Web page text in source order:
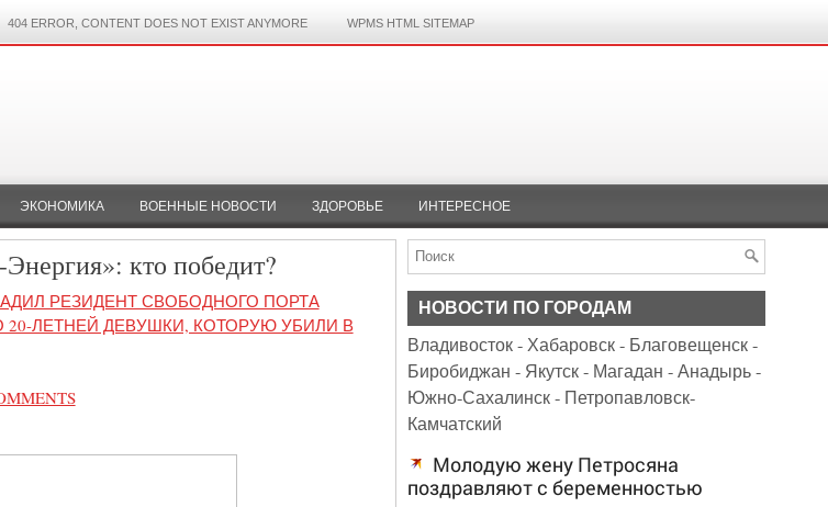
404 ERROR, CONTENT DOES NOT EXIST ANYMORE WPMS HTML SITEMAP
ЭКОНОМИКА ВОЕННЫЕ НОВОСТИ ЗДОРОВЬЕ ИНТЕРЕСНОЕ
кто победит?
РЕЗИДЕНТ СВОБОДНОГО ПОРТА
ЛЕТНЕЙ ДЕВУШКИ, КОТОРУЮ УБИЛИ В
НОВОСТИ ПО ГОРОДАМ
Владивосток-Хабаровск- Благовещенск-
Биробиджан - Якутск- Магадан -Анадырь-
Южно-Сахалинск- Петропавловск-
Камчатский
Молодую жену Петросяна
поздравляют с беременностью